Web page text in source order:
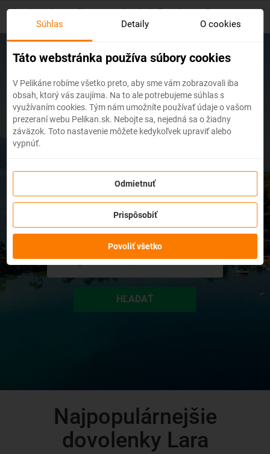
Skip
content
Hlavná stránka / First minute dovolenky Turecko /
Dovolenka Lara
Dovolenka - Lara 2026
dní
HĽADAŤ
Najpopulárnejšie
dovolenky Lara
Súhlas Detaily O cookies
Táto webstránka používa súbory cookies
V Pelikáne robíme všetko preto, aby sme vám zobrazovali iba
obsah, ktorý vás zaujíma. Na to ale potrebujeme súhlas s
využívaním cookies. Tým nám umožníte používať údaje o vašom
prezeraní webu Pelikan.sk. Nebojte sa, nejedná sa o žiadny
záväzok. Toto nastavenie môžete kedykoľvek upraviť alebo
vypnúť.
Odmietnuť
Prispôsobiť
Povoliť všetko